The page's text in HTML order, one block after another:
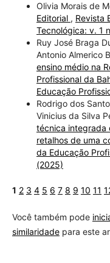
Olivia Morais de
Editorial , Revista
Tecnológica: v. 1
Ruy José Braga
Antonio Almerico
ensino médio na
Profissional da
Educação
Rodrigo dos
Vinicius da Silva
técnica integrada
retalhos de uma
da Educação
(2025)
1 2 3 4 5 6 7 8 9 10 11
Você também pode
similaridadepara este